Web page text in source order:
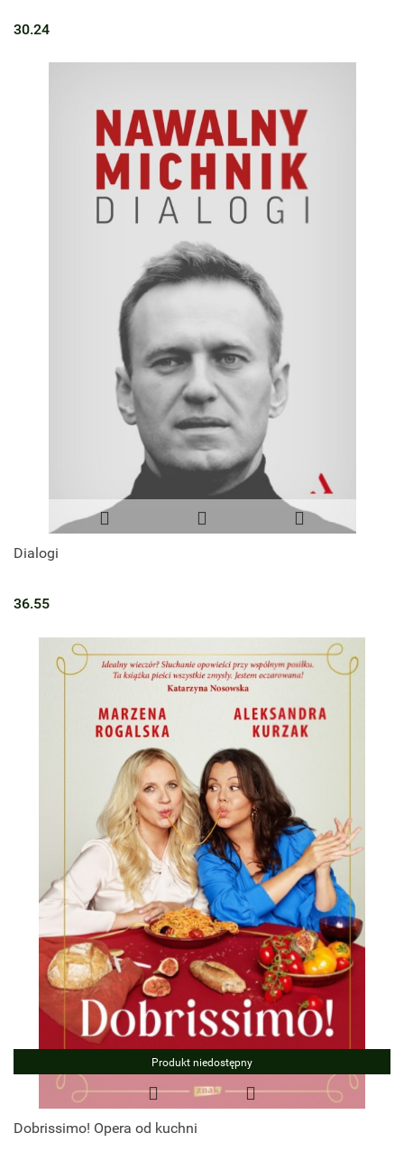
30.24
Dialogi
36.55
Produkt niedostępny
Dobrissimo! Opera od kuchni